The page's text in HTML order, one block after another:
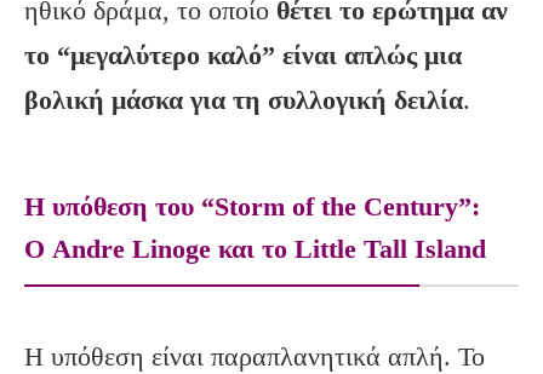
ηθικό δράμα, το οποίο θέτει το ερώτημα αν
το “μεγαλύτερο καλό” είναι απλώς μια
βολική μάσκα για τη συλλογική δειλία.
Η υπόθεση του “Storm of the Century”:
Ο Andre Linoge και το Little Tall Island
Η υπόθεση είναι παραπλανητικά απλή. Το